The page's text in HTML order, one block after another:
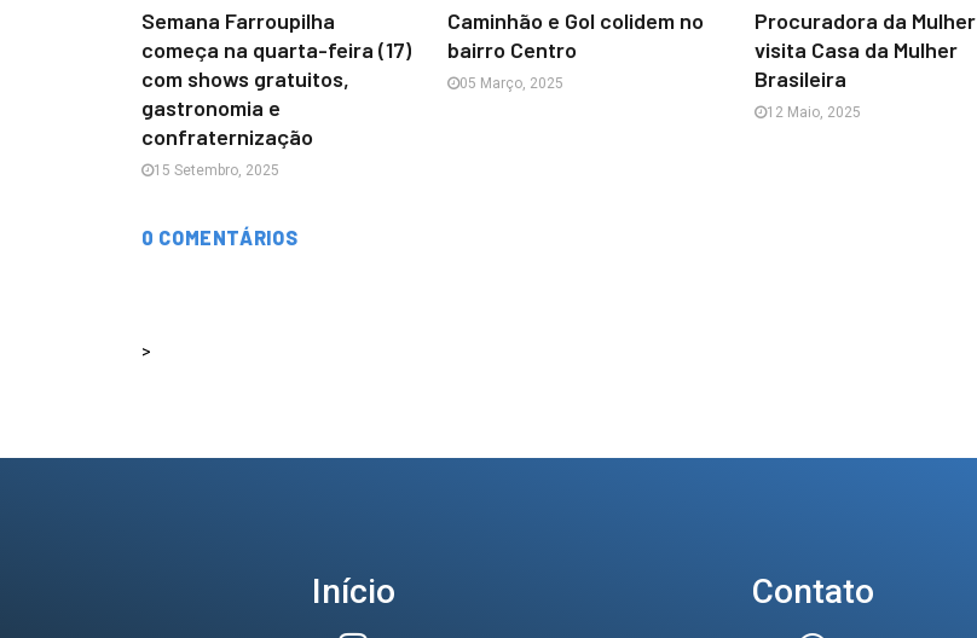
Semana Farroupilha
começa na quarta-feira (17)
com shows gratuitos,
gastronomia e
confraternização
15 Setembro, 2025
Caminhão e Gol colidem no
bairro Centro
05 Março, 2025
Procuradora da Mulher
visita Casa da Mulher
Brasileira
12 Maio, 2025
0 COMENTÁRIOS
>
Início Contato